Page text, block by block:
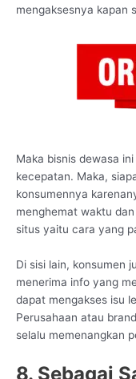
mengaksesnya kapan
Maka bisnis dewasa
kecepatan. Maka,
konsumennya
menghemat waktu
situs yaitu cara yang
Di sisi lain, konsumen
menerima info yang
dapat mengakses isu
Perusahaan atau
selalu memenangkan
8. Sebagai